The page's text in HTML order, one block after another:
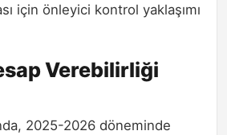
için önleyici kontrol yaklaşımı
Verebilirliği
2025-2026 döneminde